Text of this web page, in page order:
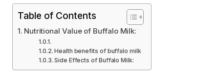
Table of Contents
Nutritional Value of Buffalo Milk:
Health benefits of buffalo milk
Side Effects of Buffalo Milk: